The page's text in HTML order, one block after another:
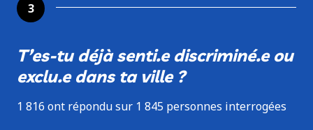
3
T’es-tu déjà senti.e discriminé.e ou
exclu.e dans ta ville ?
1 816 ont répondu sur 1 845 personnes interrogées